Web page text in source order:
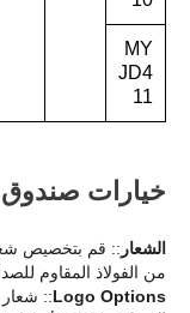
MY
JD4
11
خيارات
الشعار :: قم بتخصيص
من الفولاذ المقاوم
Logo Options:: شعار